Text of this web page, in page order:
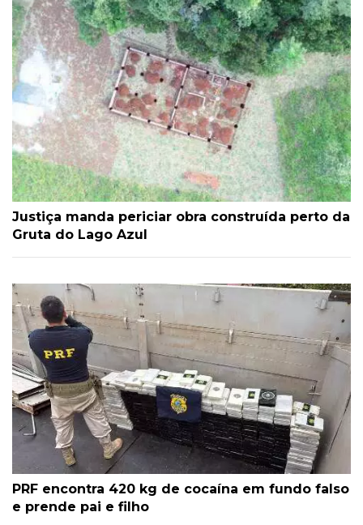
Justiça manda periciar obra construída perto da
Gruta do Lago Azul
PRF encontra 420 kg de cocaína em fundo falso
e prende pai e filho